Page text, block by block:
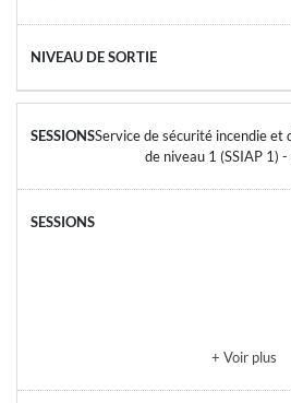
Service de sécurité incendie et
de niveau 1 (SSIAP 1)
+ Voir plus